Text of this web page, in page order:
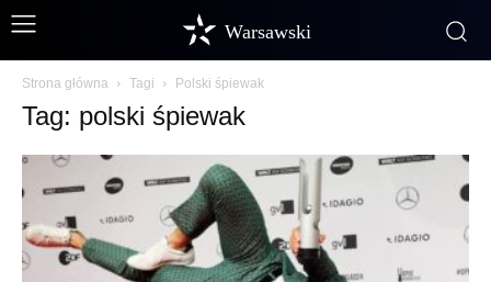
Warsawski
Strona główna Tagi Polski śpiewak
Tag: polski śpiewak